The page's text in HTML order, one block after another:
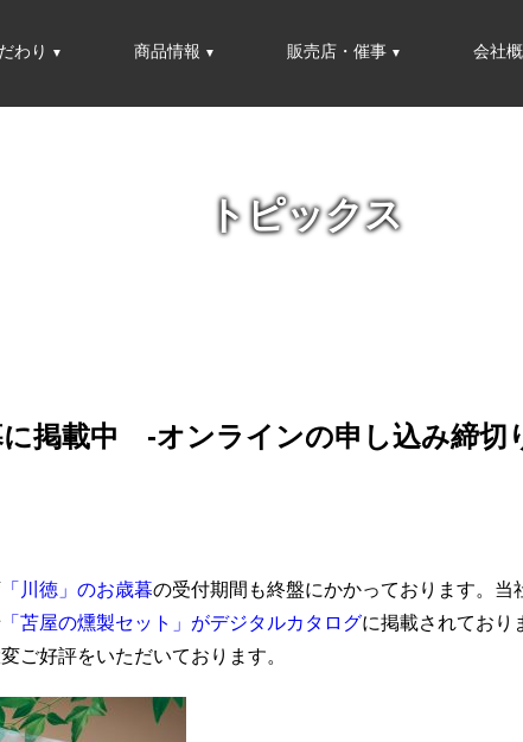
わり 商品情報 販売店・催事 会社
トピックス
に掲載中 -オンラインの申し込み締切
「川徳」のお歳暮の受付期間も終盤にかかっております。当
「苫屋の燻製セット」がデジタルカタログに掲載されており
ご好評をいただいております。